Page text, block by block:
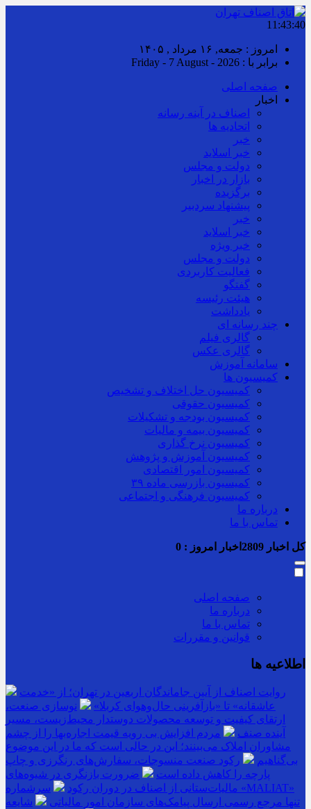
11:43:40
امروز : جمعه, ۱۶ مرداد , ۱۴۰۵
برابر با : Friday - 7 August - 2026
صفحه اصلی
اخبار
اصناف در آینه رسانه
اتحادیه ها
خبر
خبر اسلايد
دولت و مجلس
بازار در اخبار
برگزیده
پیشنهاد سردبیر
خبر
خبر اسلايد
خبر ویژه
دولت و مجلس
فعالیت کاربردی
گفتگو
هیئت رئیسه
یادداشت
چند رسانه ای
گالری فیلم
گالری عکس
سامانه آموزش
کمیسیون ها
کمیسیون حل اختلاف و تشخیص
کمیسیون حقوقی
کمیسیون بودجه و تشکیلات
کمیسیون بیمه و مالیات
کمیسیون نرخ گذاری
کمیسیون آموزش و پژوهش
کمیسیون امور اقتصادی
کمیسیون بازرسی ماده ۳۹
کمیسیون فرهنگی و اجتماعی
درباره ما
تماس با ما
کل اخبار اخبار امروز : 0
صفحه اصلی
درباره ما
تماس با ما
قوانین و مقررات
اطلاعیه ها
روایت اصناف از آیین جاماندگان اربعین در تهران؛ از «خدمت
عاشقانه» تا «بازآفرینی حال‌وهوای کربلا»
نوسازی صنعت،
ارتقای کیفیت و توسعه محصولات دوستدار محیط‌زیست، مسیر
آینده صنف
مردم افزایش بی رویه قیمت اجاره‌بها را از چشم
مشاوران املاک می‌بینند؛ این در حالی است که ما در این موضوع
بی‌گناهیم
رکود صنعت منسوجات، سفارش‌های رنگرزی و چاپ
پارچه را کاهش داده است
ضرورت بازنگری در شیوه‌های
مالیات‌ستانی از اصناف در دوران رکود
سرشماره «MALIAT»
تنها مرجع رسمی ارسال پیامک‌های سازمان امور مالیاتی
شایعه